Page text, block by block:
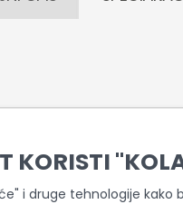
Slični
KORISTI
i druge tehnologije kako